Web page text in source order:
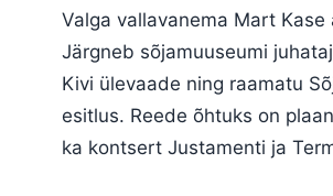
Valga vallavanema Mart Kase
Järgneb sõjamuuseumi
Kivi ülevaade ning raamatu
esitlus. Reede õhtuks on
ka kontsert Justamenti ja